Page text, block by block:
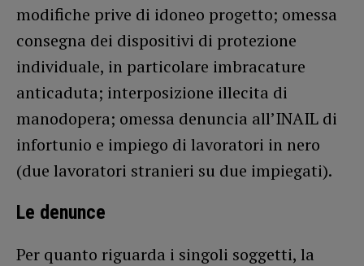
modifiche prive di idoneo progetto; omessa
consegna dei dispositivi di protezione
individuale, in particolare imbracature
anticaduta; interposizione illecita di
manodopera; omessa denuncia all’INAIL di
infortunio e impiego di lavoratori in nero
(due lavoratori stranieri su due impiegati).
Le denunce
Per quanto riguarda i singoli soggetti, la